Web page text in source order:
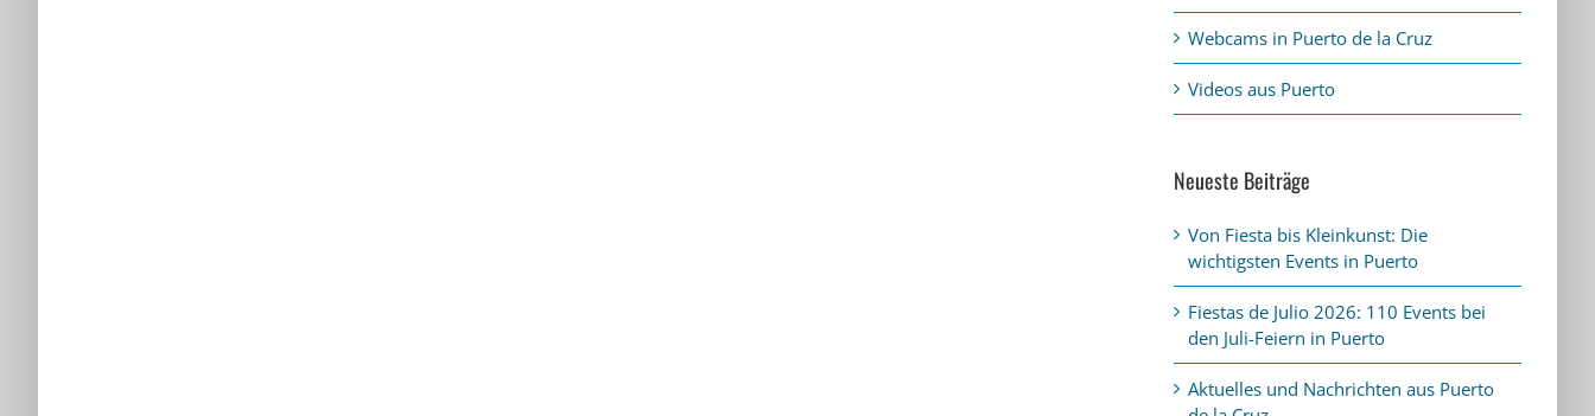
Webcams in Puerto de la Cruz
Videos aus Puerto
Neueste Beiträge
Von Fiesta bis Kleinkunst: Die
wichtigsten Events in Puerto
Fiestas de Julio 2026: 110 Events bei
den Juli-Feiern in Puerto
Aktuelles und Nachrichten aus Puerto